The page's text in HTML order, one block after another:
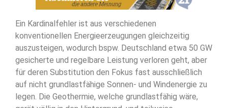
Ein Kardinalfehler ist aus verschiedenen
konventionellen Energieerzeugungen gleichzeitig
auszusteigen, wodurch bspw. Deutschland etwa 50 GW
gesicherte und regelbare Leistung verloren geht, aber
für deren Substitution den Fokus fast ausschließlich
auf nicht grundlastfähige Sonnen- und Windenergie zu
legen. Die Geothermie, welche grundlastfähig wäre,